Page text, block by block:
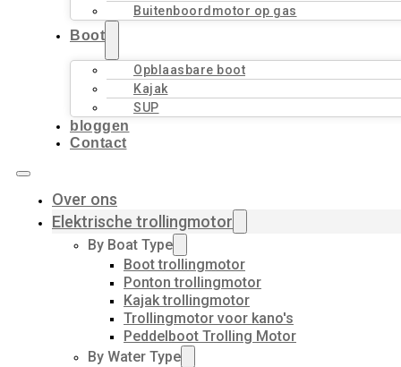
Buitenboordmotor op gas
Boot
Opblaasbare boot
Kajak
SUP
bloggen
Contact
Over ons
Elektrische trollingmotor
By Boat Type
Boot trollingmotor
Ponton trollingmotor
Kajak trollingmotor
Trollingmotor voor kano's
Peddelboot Trolling Motor
By Water Type